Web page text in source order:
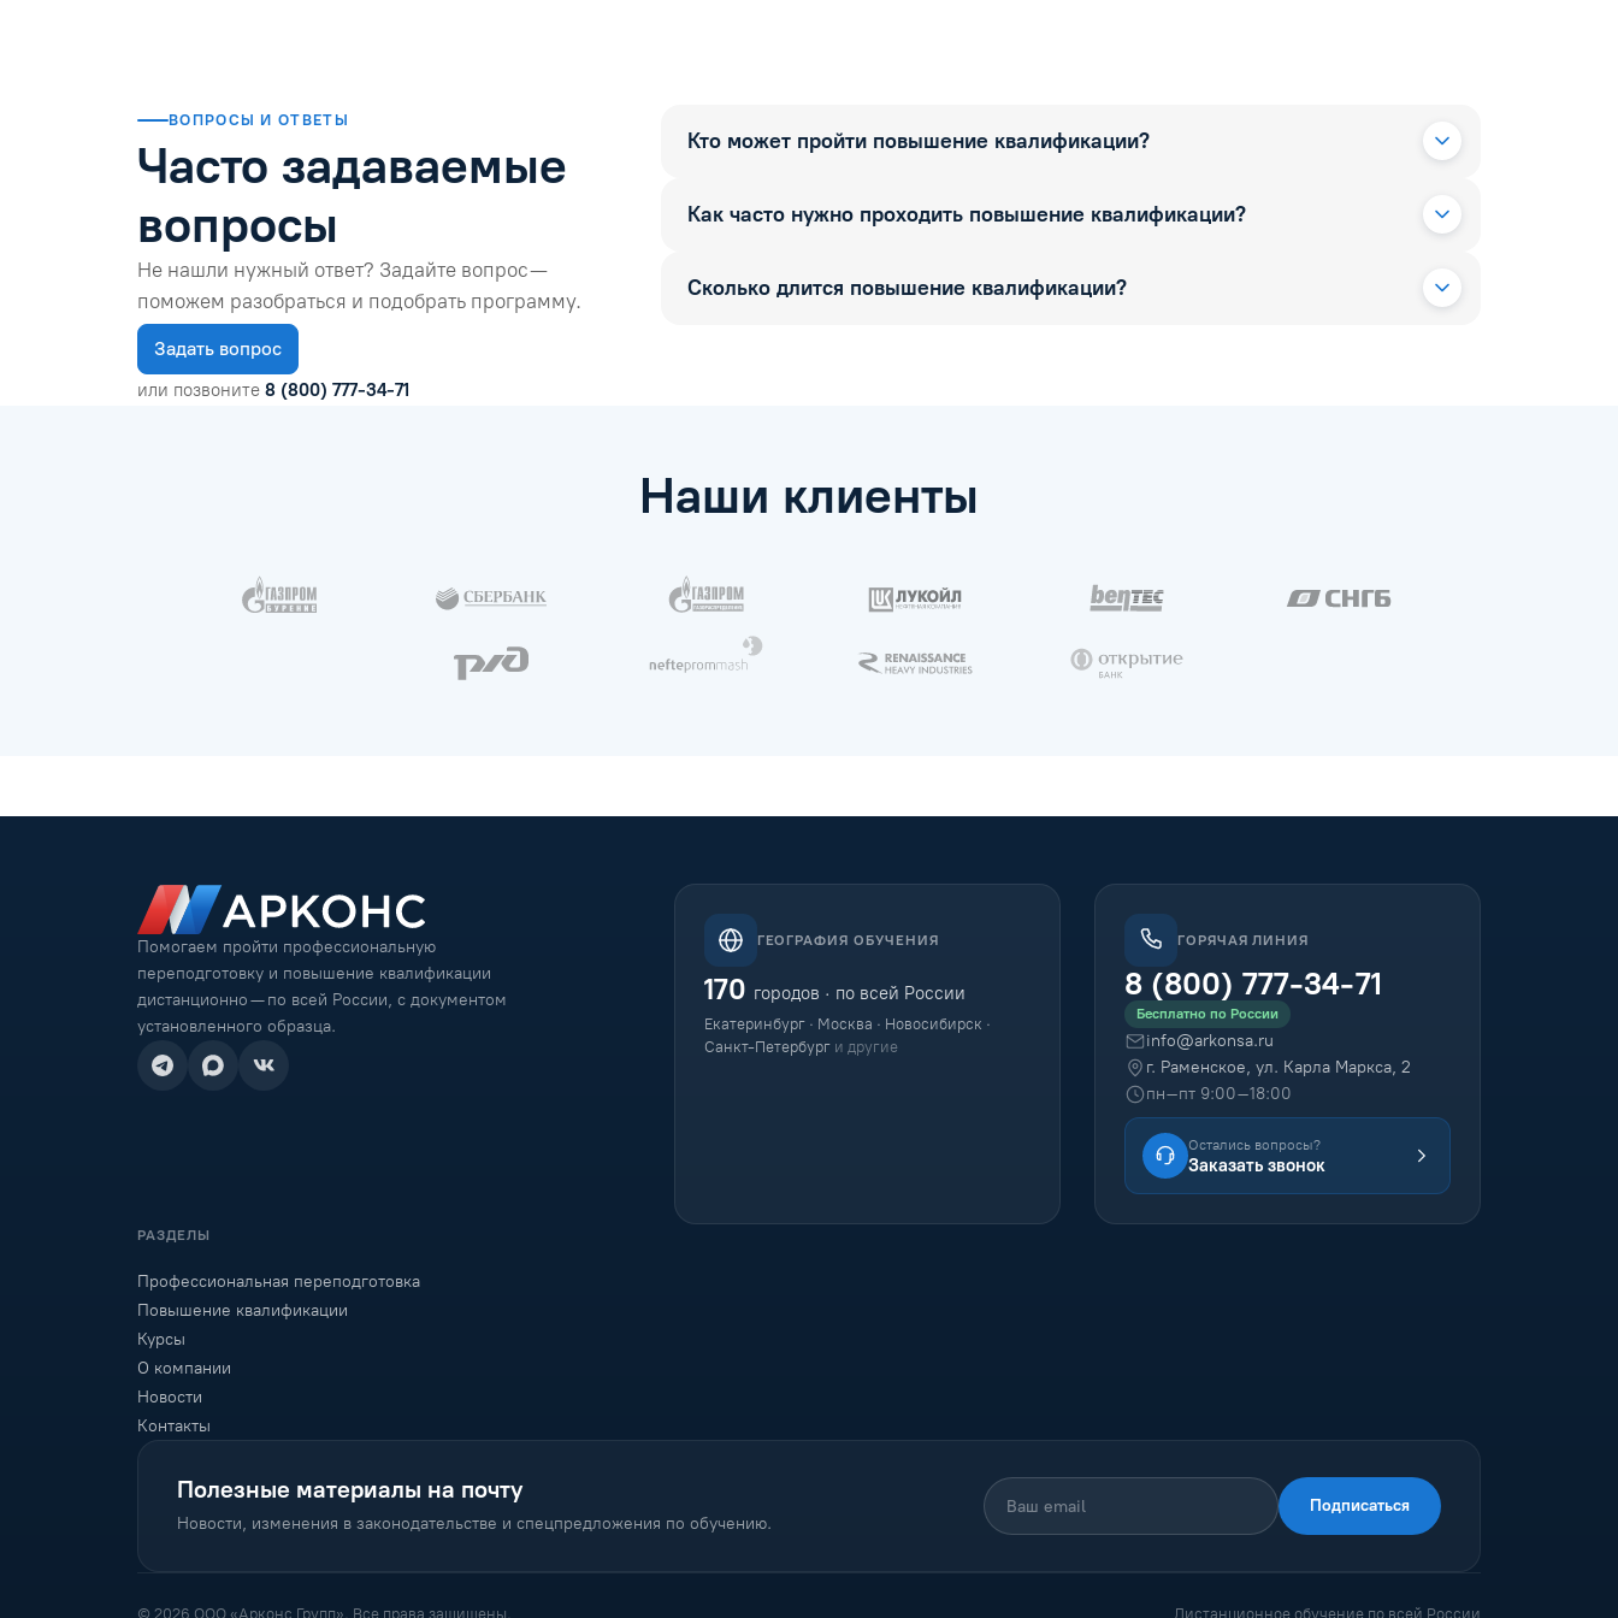
ВОПРОСЫ И ОТВЕТЫ
Часто задаваемые
вопросы
Не нашли нужный ответ? Задайте вопрос —
поможем разобраться и подобрать программу.
Задать вопрос
или позвоните 8 (800) 777-34-71
Кто может пройти повышение квалификации?
Как часто нужно проходить повышение квалификации?
Сколько длится повышение квалификации?
Наши клиенты
Помогаем пройти профессиональную
переподготовку и повышение квалификации
дистанционно — по всей России, с документом
установленного образца.
ГЕОГРАФИЯ ОБУЧЕНИЯ
170 городов · по всей России
Екатеринбург · Москва · Новосибирск ·
Санкт-Петербург и другие
ГОРЯЧАЯ ЛИНИЯ
8 (800) 777-34-71
Бесплатно по России
info@arkonsa.ru
г. Раменское, ул. Карла Маркса, 2
пн–пт 9:00–18:00
Остались вопросы?
Заказать звонок
РАЗДЕЛЫ
Профессиональная переподготовка
Повышение квалификации
Курсы
О компании
Новости
Контакты
Полезные материалы на почту
Новости, изменения в законодательстве и спецпредложения по обучению.
Подписаться
© 2026 ООО «Арконс Групп». Все права защищены. Дистанционное обучение по всей России